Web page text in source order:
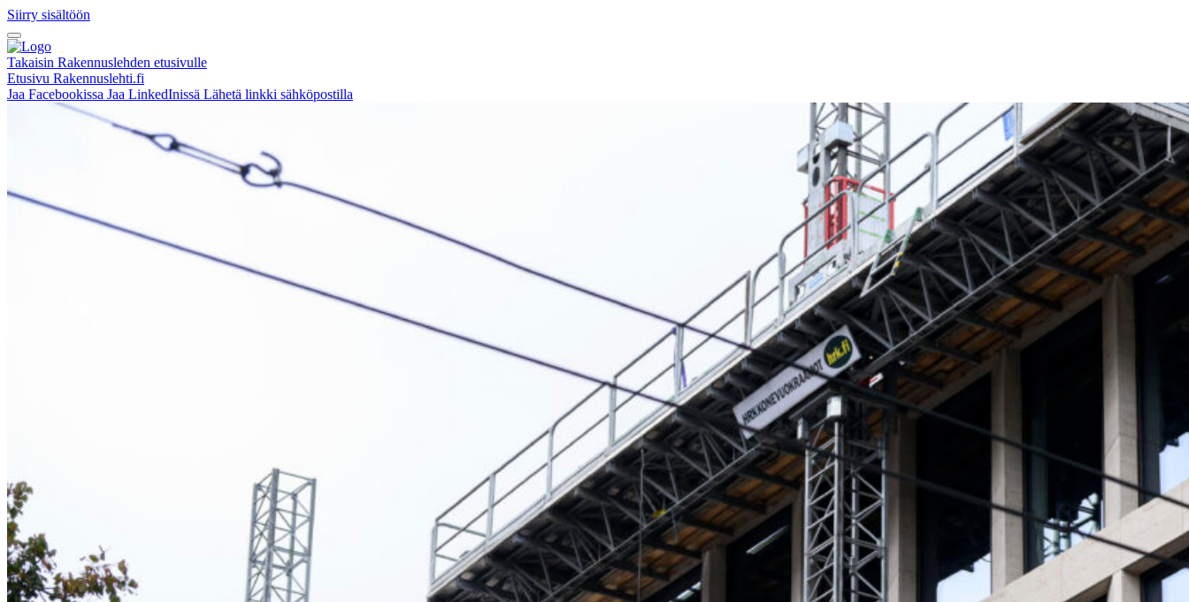
Siirry sisältöön
Takaisin Rakennuslehden etusivulle
Etusivu Rakennuslehti.fi
Jaa Facebookissa Jaa LinkedInissä Lähetä linkki sähköpostilla